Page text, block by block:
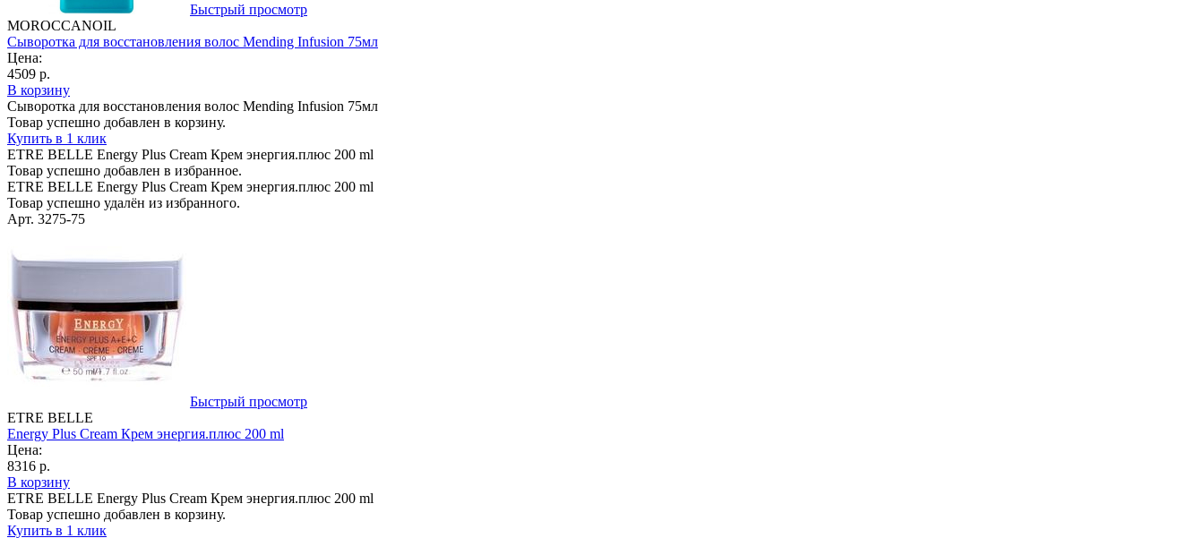
Быстрый просмотр
MOROCCANOIL
Сыворотка для восстановления волос Mending Infusion 75мл
Цена:
4509 р.
В корзину
Сыворотка для восстановления волос Mending Infusion 75мл
Товар успешно добавлен в корзину.
Купить в 1 клик
ETRE BELLE Energy Plus Cream Крем энергия.плюс 200 ml
Товар успешно добавлен в избранное.
ETRE BELLE Energy Plus Cream Крем энергия.плюс 200 ml
Товар успешно удалён из избранного.
Арт. 3275-75
Быстрый просмотр
ETRE BELLE
Energy Plus Cream Крем энергия.плюс 200 ml
Цена:
8316 р.
В корзину
ETRE BELLE Energy Plus Cream Крем энергия.плюс 200 ml
Товар успешно добавлен в корзину.
Купить в 1 клик